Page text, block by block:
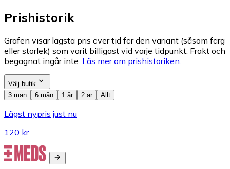
Prishistorik
Grafen visar lägsta pris över tid för den variant (såsom färg
eller storlek) som varit billigast vid varje tidpunkt. Frakt och
begagnat ingår inte. Läs mer om prishistoriken.
Välj butik
3 mån
6 mån 1 år 2 år Allt
Lägst nypris just nu
120 kr